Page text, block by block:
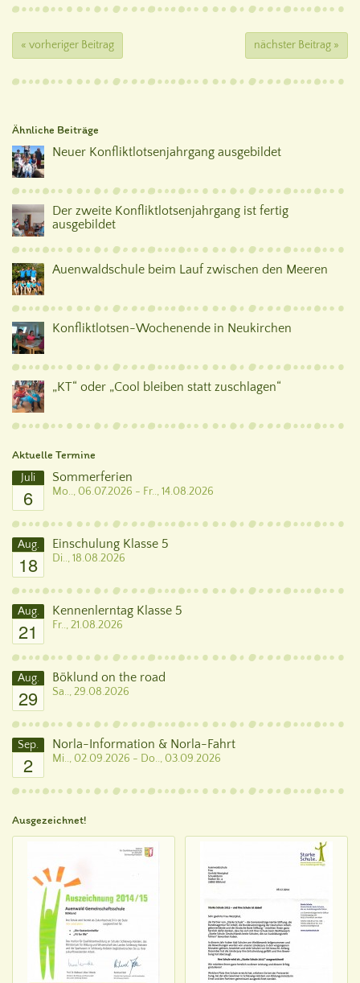
« vorheriger Beitrag nächster Beitrag »
Ähnliche Beiträge
Neuer Konfliktlotsenjahrgang ausgebildet
Der zweite Konfliktlotsenjahrgang ist fertig
ausgebildet
Auenwaldschule beim Lauf zwischen den Meeren
Konfliktlotsen-Wochenende in Neukirchen
„KT“ oder „Cool bleiben statt zuschlagen“
Aktuelle Termine
Juli
6
Sommerferien
Mo.., 06.07.2026 - Fr.., 14.08.2026
Aug.
18
Einschulung Klasse 5
Di.., 18.08.2026
Aug.
21
Kennenlerntag Klasse 5
Fr.., 21.08.2026
Aug.
29
Böklund on the road
Sa.., 29.08.2026
Sep.
2
Norla-Information & Norla-Fahrt
Mi.., 02.09.2026 - Do.., 03.09.2026
Ausgezeichnet!